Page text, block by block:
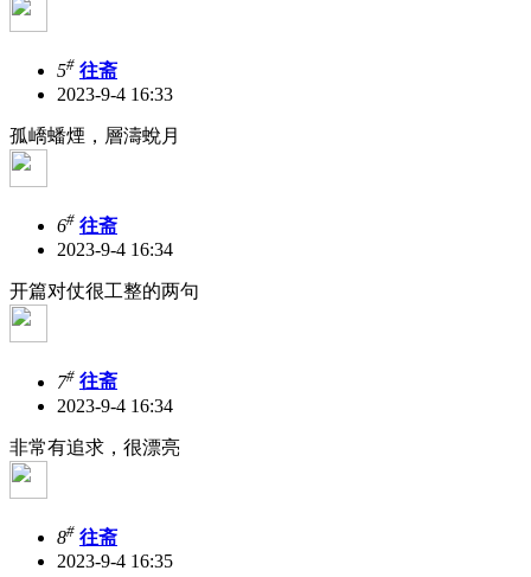
5# 往斋
2023-9-4 16:33
孤嶠蟠煙，層濤蛻月
6# 往斋
2023-9-4 16:34
开篇对仗很工整的两句
7# 往斋
2023-9-4 16:34
非常有追求，很漂亮
8# 往斋
2023-9-4 16:35